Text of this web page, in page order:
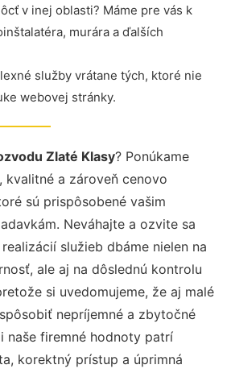
v inej oblasti? Máme pre vás k
murára a ďalších
služby vrátane tých, ktoré nie
webovej stránky.
Zlaté Klasy? Ponúkame
kvalitné a zároveň cenovo
sú prispôsobené vašim
Neváhajte a ozvite sa
služieb dbáme nielen na
ale aj na dôslednú kontrolu
si uvedomujeme, že aj malé
nepríjemné a zbytočné
naše firemné hodnoty patrí
korektný prístup a úprimná